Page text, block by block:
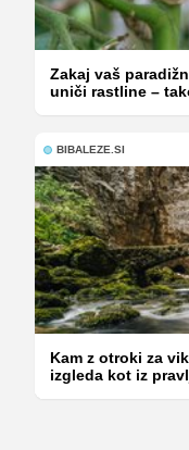
Zakaj vaš
uniči rastline –
BIBALEZE.SI
Kam z otroki za
izgleda kot iz